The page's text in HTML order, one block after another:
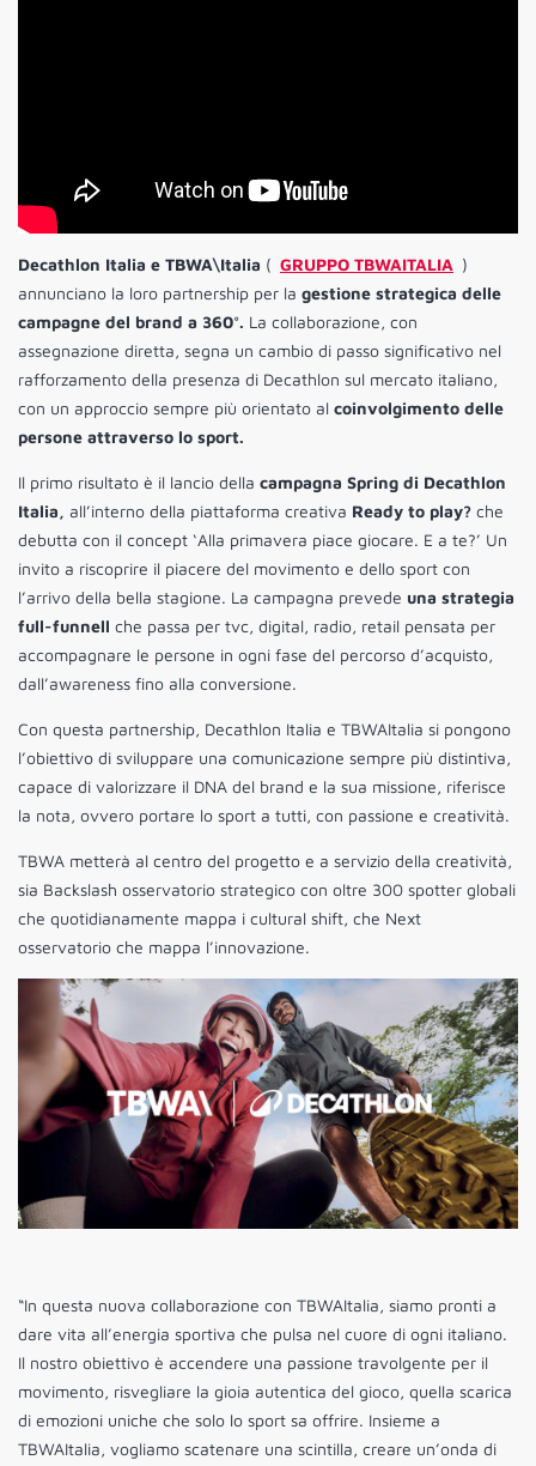
Decathlon Italia e TBWA\Italia ( GRUPPO TBWAITALIA )
annunciano la loro partnership per la gestione strategica delle
campagne del brand a 360°. La collaborazione, con
assegnazione diretta, segna un cambio di passo significativo nel
rafforzamento della presenza di Decathlon sul mercato italiano,
con un approccio sempre più orientato al coinvolgimento delle
persone attraverso lo sport.
Il primo risultato è il lancio della campagna Spring di Decathlon
Italia, all’interno della piattaforma creativa Ready to play? che
debutta con il concept ‘Alla primavera piace giocare. E a te?’ Un
invito a riscoprire il piacere del movimento e dello sport con
l’arrivo della bella stagione. La campagna prevede una strategia
full-funnell che passa per tvc, digital, radio, retail pensata per
accompagnare le persone in ogni fase del percorso d’acquisto,
dall’awareness fino alla conversione.
Con questa partnership, Decathlon Italia e TBWAItalia si pongono
l’obiettivo di sviluppare una comunicazione sempre più distintiva,
capace di valorizzare il DNA del brand e la sua missione, riferisce
la nota, ovvero portare lo sport a tutti, con passione e creatività.
TBWA metterà al centro del progetto e a servizio della creatività,
sia Backslash osservatorio strategico con oltre 300 spotter globali
che quotidianamente mappa i cultural shift, che Next
osservatorio che mappa l’innovazione.
“In questa nuova collaborazione con TBWAItalia, siamo pronti a
dare vita all’energia sportiva che pulsa nel cuore di ogni italiano.
Il nostro obiettivo è accendere una passione travolgente per il
movimento, risvegliare la gioia autentica del gioco, quella scarica
di emozioni uniche che solo lo sport sa offrire. Insieme a
TBWAItalia, vogliamo scatenare una scintilla, creare un’onda di